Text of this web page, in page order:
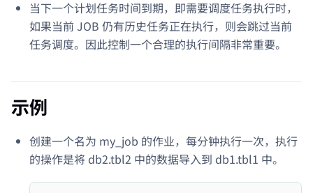
当下一个计划任务时间到期，即需要调度任务执行时，
如果当前 JOB 仍有历史任务正在执行，则会跳过当前
任务调度。因此控制一个合理的执行间隔非常重要。
示例
创建一个名为 my_job 的作业，每分钟执行一次，执行
的操作是将 db2.tbl2 中的数据导入到 db1.tbl1 中。